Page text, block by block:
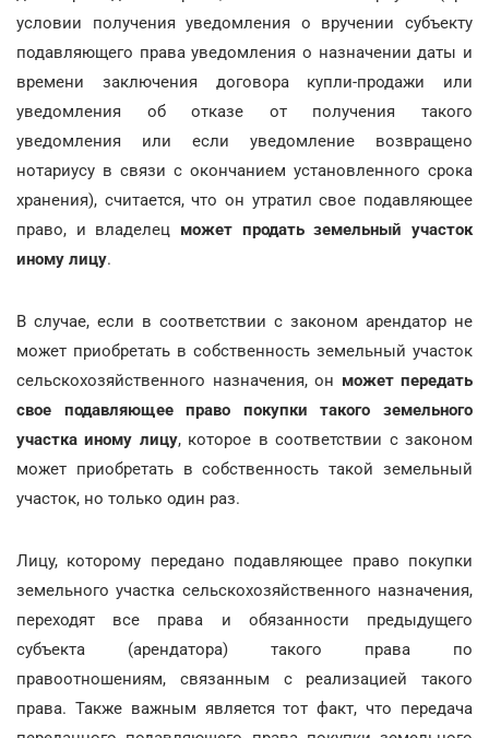
условии получения уведомления о вручении субъекту
подавляющего права уведомления о назначении даты и
времени заключения договора купли-продажи или
уведомления об отказе от получения такого
уведомления или если уведомление возвращено
нотариусу в связи с окончанием установленного срока
хранения), считается, что он утратил свое подавляющее
право, и владелец может продать земельный участок
иному лицу.
В случае, если в соответствии с законом арендатор не
может приобретать в собственность земельный участок
сельскохозяйственного назначения, он может передать
свое подавляющее право покупки такого земельного
участка иному лицу, которое в соответствии с законом
может приобретать в собственность такой земельный
участок, но только один раз.
Лицу, которому передано подавляющее право покупки
земельного участка сельскохозяйственного назначения,
переходят все права и обязанности предыдущего
субъекта (арендатора) такого права по
правоотношениям, связанным с реализацией такого
права. Также важным является тот факт, что передача